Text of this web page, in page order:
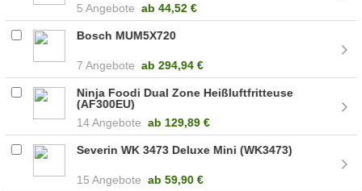
5 Angebote ab44,52 €
Bosch MUM5X720
7 Angebote ab 294,94 €
Ninja Foodi Dual Zone Heißluftfritteuse
(AF300EU)
14 Angebote ab 129,89 €
Severin WK 3473 Deluxe Mini (WK3473)
15 Angebote ab 59,90 €